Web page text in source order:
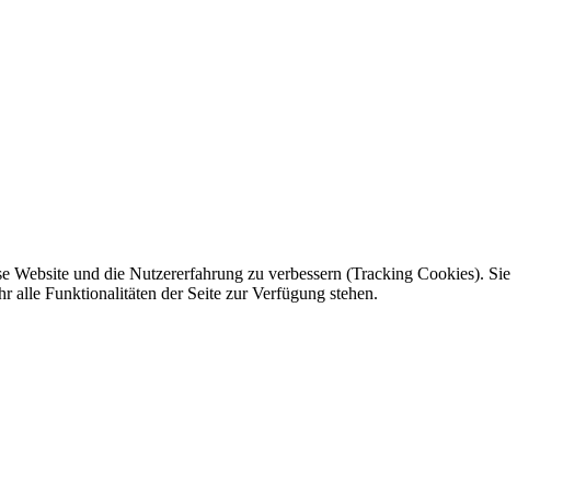
Website und die Nutzererfahrung zu verbessern (Tracking Cookies). Sie
alle Funktionalitäten der Seite zur Verfügung stehen.